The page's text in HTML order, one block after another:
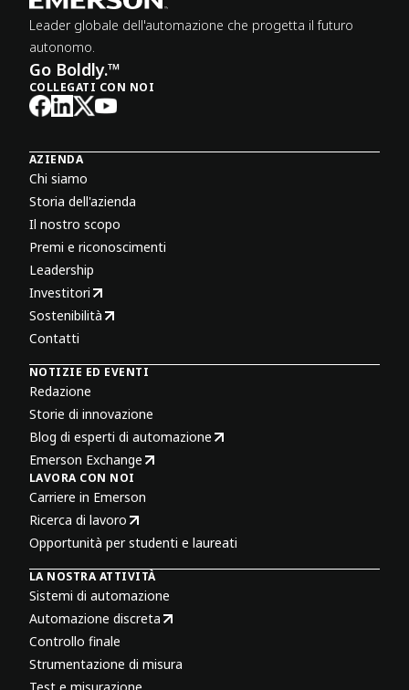
Leader globale dell'automazione che progetta il futuro
autonomo.
Go Boldly.™
COLLEGATI CON NOI
AZIENDA
Chi siamo
Storia dell'azienda
Il nostro scopo
Premi e riconoscimenti
Leadership
Investitori
Sostenibilità
Contatti
NOTIZIE ED EVENTI
Redazione
Storie di innovazione
Blog di esperti di automazione
Emerson Exchange
LAVORA CON NOI
Carriere in Emerson
Ricerca di lavoro
Opportunità per studenti e laureati
LA NOSTRA ATTIVITÀ
Sistemi di automazione
Automazione discreta
Controllo finale
Strumentazione di misura